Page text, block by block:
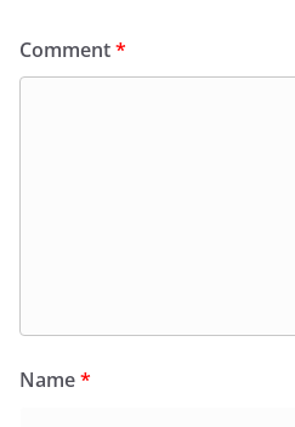
Comment*
Name*